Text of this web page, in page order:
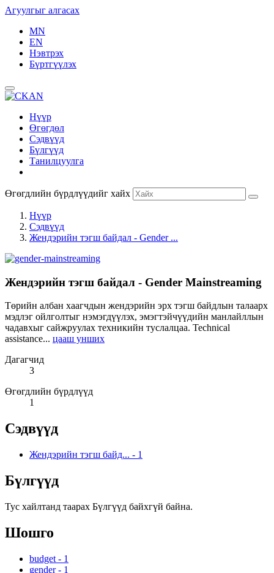
Агуулгыг алгасах
MN
EN
Нэвтрэх
Бүртгүүлэх
Нүүр
Өгөгдөл
Сэдвүүд
Бүлгүүд
Танилцуулга
Өгөгдлийн бүрдлүүдийг хайх
Нүүр
Сэдвүүд
Жендэрийн тэгш байдал - Gender ...
Жендэрийн тэгш байдал - Gender Mainstreaming
Төрийн албан хаагчдын жендэрийн эрх тэгш байдлын талаарх
мэдлэг ойлголтыг нэмэгдүүлэх, эмэгтэйчүүдийн манлайллын
чадавхыг сайжруулах техникийн туслалцаа. Technical
assistance... цааш унших
Дагагчид
3
Өгөгдлийн бүрдлүүд
1
Сэдвүүд
Жендэрийн тэгш байд... - 1
Бүлгүүд
Тус хайлтанд таарах Бүлгүүд байхгүй байна.
Шошго
budget - 1
gender - 1